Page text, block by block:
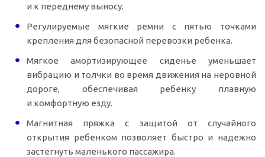
и к переднему выносу.
Регулируемые мягкие ремни с пятью точками
крепления для безопасной перевозки ребенка.
Мягкое амортизирующее сиденье уменьшает
вибрацию и толчки во время движения на неровной
дороге, обеспечивая ребенку плавную
и комфортную езду.
Магнитная пряжка с защитой от случайного
открытия ребенком позволяет быстро и надежно
застегнуть маленького пассажира.